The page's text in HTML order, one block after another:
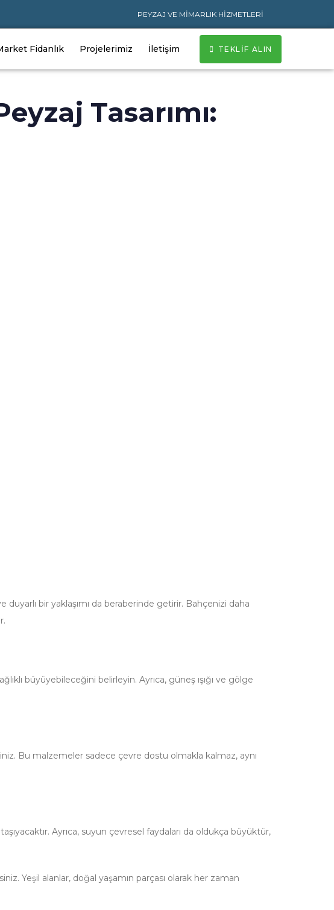
PEYZAJ VE MİMARLIK HİZMETLERİ
Fidanlık Projelerimiz İletişim TEKLİF ALIN
Tasarımı:
bir yaklaşımı da beraberinde getirir. Bahçenizi daha
büyüyebileceğini belirleyin. Ayrıca, güneş ışığı ve gölge
Bu malzemeler sadece çevre dostu olmakla kalmaz, aynı
Ayrıca, suyun çevresel faydaları da oldukça büyüktür,
Yeşil alanlar, doğal yaşamın parçası olarak her zaman